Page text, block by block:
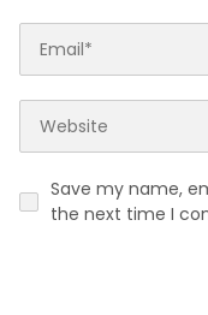
Save my name,
the next time I